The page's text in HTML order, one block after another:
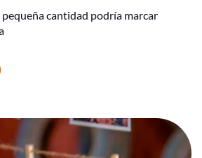
cantidad podría marcar